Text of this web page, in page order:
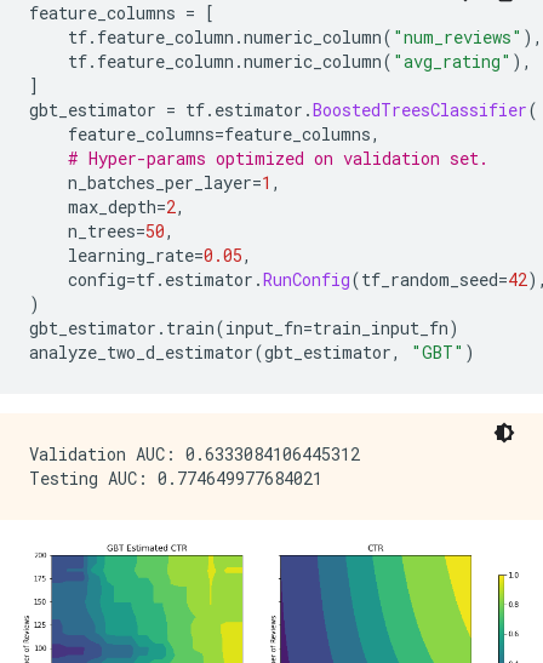
feature_columns = [
tf. feature_column .numeric_column( "num_reviews" ),
tf. feature_column .numeric_column( "avg_rating" ),
]
gbt_estimator = tf. estimator .BoostedTreesClassifier(
feature_columns=feature_columns,
# Hyper-params optimized on validation set.
n_batches_per_layer=1 ,
max_depth=2,
n_trees=50,
learning_rate=0.05,
config=tf. estimator .RunConfig(tf_random_seed=42
)
gbt_estimator . train(input_fn=train_input_fn)
analyze_two_d_estimator(gbt_estimator, "GBT" )
Validation AUC: 0.6333084106445312